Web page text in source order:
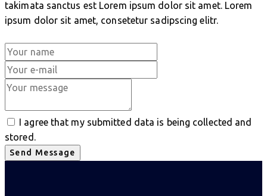
takimata sanctus est Lorem ipsum dolor sit amet. Lorem
ipsum dolor sit amet, consetetur sadipscing elitr.
I agree that my submitted data is being collected and
stored.
Send Message